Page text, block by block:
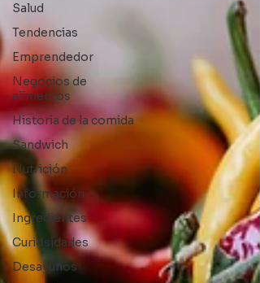
Salud
Tendencias
Emprendedor
Negocios de
alimentos
Historia de la comida
Sandwich
Nutrición
Información
Ingredientes
Curiosidades
Desayunos